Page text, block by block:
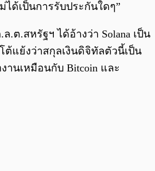
ได้เป็นการรับประกันใดๆ”
ต.สหรัฐฯ ได้อ้างว่า Solana เป็น
ต้แย้งว่าสกุลเงินดิจิทัลตัวนี้เป็น
นเหมือนกับ Bitcoin และ